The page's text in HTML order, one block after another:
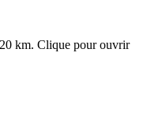
km. Clique pour ouvrir